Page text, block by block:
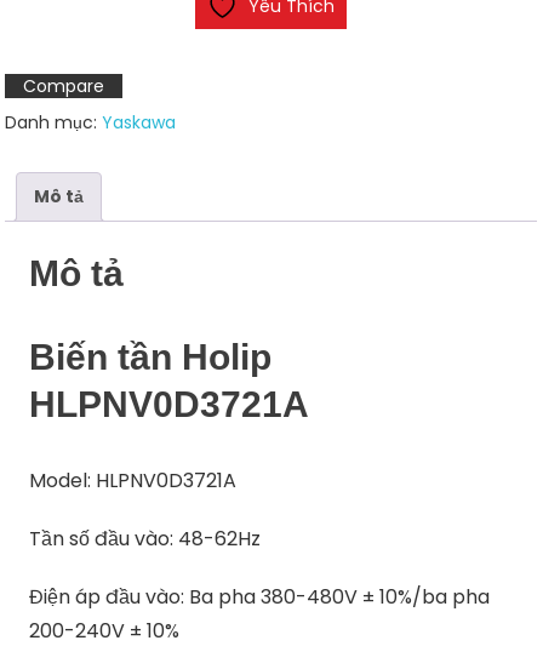
lượng
Yêu Thích
Compare
Danh mục:Yaskawa
Mô tả
Mô tả
Biến tần Holip
HLPNV0D3721A
Model: HLPNV0D3721A
Tần số đầu vào: 48-62Hz
Điện áp đầu vào: Ba pha 380-480V ± 10%/ba pha
200-240V ± 10%